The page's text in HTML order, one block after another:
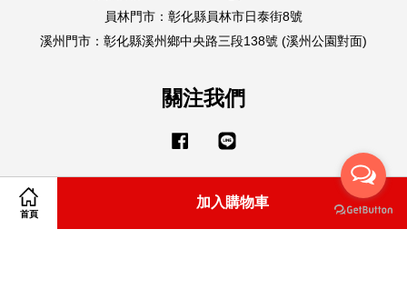
首頁
加入購物車
員林門市：彰化縣員林市日泰街8號
溪州門市：彰化縣溪州鄉中央路三段138號 (溪州公園對面)
關注我們
Facebook
Visa MasterAmerican
Express